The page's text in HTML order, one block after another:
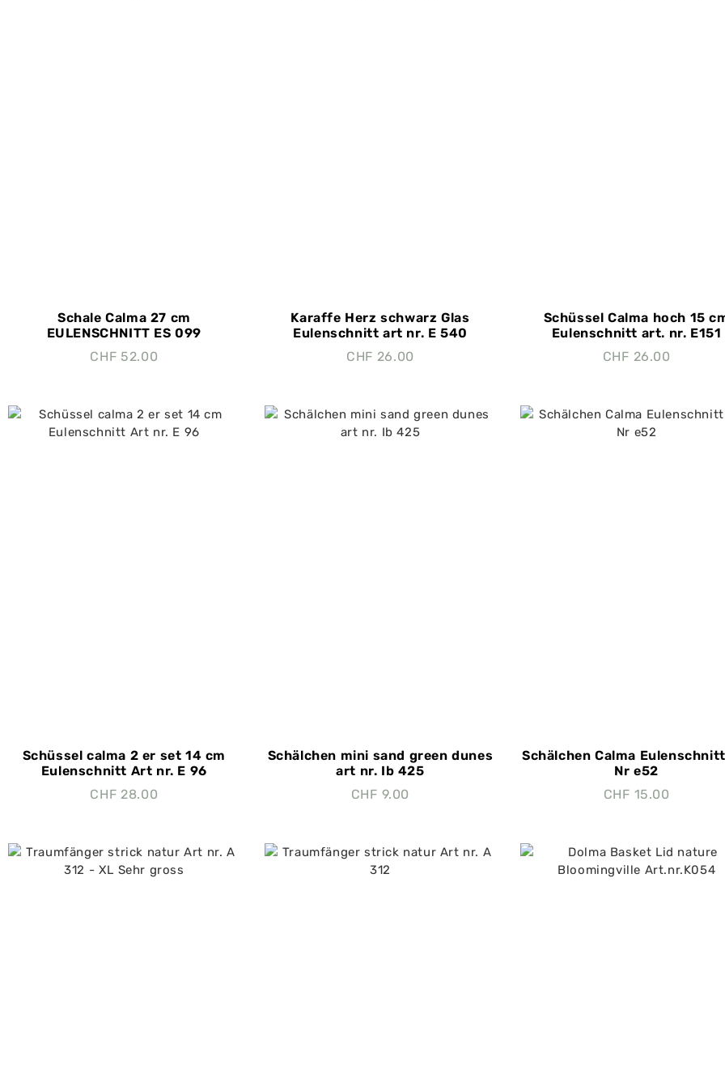
Schale Calma 27 cm
EULENSCHNITT ES 099
CHF 52.00
Karaffe Herz schwarz Glas
Eulenschnitt art nr. E 540
CHF 26.00
Schüssel Calma hoch 15
Eulenschnitt art. nr. E151
CHF 26.00
Schüssel calma 2 er set 14 cm
Eulenschnitt Art nr. E 96
CHF 28.00
Schälchen mini sand green dunes
art nr. Ib 425
CHF 9.00
Schälchen Calma
Nr e52
CHF 15.00